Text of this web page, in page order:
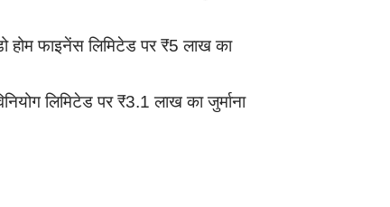
होम फाइनेंस लिमिटेड पर ₹5 लाख का
लिमिटेड पर ₹3.1 लाख का जुर्माना